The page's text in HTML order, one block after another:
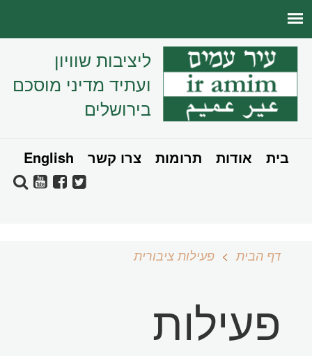
ליציבות שוויון
ועתיד מדיני מוסכם
בירושלים
בית אודות תרומות צרו קשר English
דף הבית פעילות ציבורית
פעילות